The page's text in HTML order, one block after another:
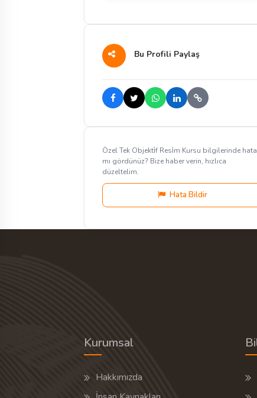
Bu Profili Paylaş
Özel Tek Objekti̇f Resi̇m Kursu bilgilerinde hata
mı gördünüz? Bize haber verin, hızlıca
düzeltelim.
Hata Bildir
Kurumsal
Hakkımızda